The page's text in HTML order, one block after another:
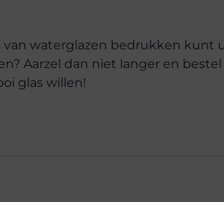
van waterglazen bedrukken
Aarzel dan niet langer en
glas willen!